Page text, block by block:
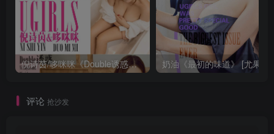
倪诗茵/哆咪咪《Double诱惑》 [尤果圈] No.663
评论 抢沙发